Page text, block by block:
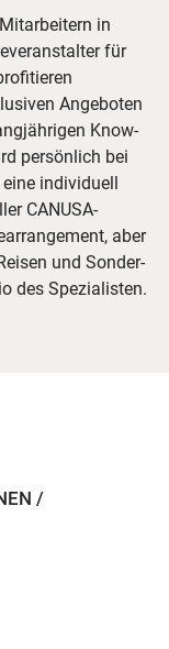
in
für
Angeboten
Know-
persönlich bei
individuell
CANUSA-
aber
und Sonder-
des Spezialisten.
/